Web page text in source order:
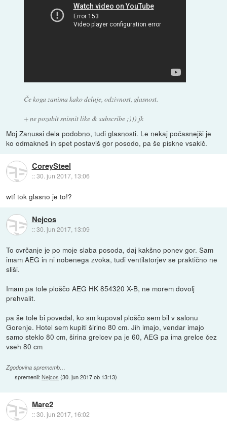
Če koga zanima kako deluje, odzivnost, glasnost.
+ ne pozabit snisnit like & subscribe ;))) jk
Moj Zanussi dela podobno, tudi glasnosti. Le nekaj počasnejši je
ko odmakneš in spet postaviš gor posodo, pa še piskne vsakič.
CoreySteel
::30. jun 2017, 13:06
wtf tok glasno je to!?
Nejcos
::30. jun 2017, 13:09
To cvrčanje je po moje slaba posoda, daj kakšno ponev gor. Sam
imam AEG in ni nobenega zvoka, tudi ventilatorjev se praktično ne
sliši.
Imam pa tole ploščo AEG HK 854320 X-B, ne morem dovolj
prehvalit.
pa še tole bi povedal, ko sm kupoval ploščo sem bil v salonu
Gorenje. Hotel sem kupiti širino 80 cm. Jih imajo, vendar imajo
samo steklo 80 cm, širina grelcev pa je 60, AEG pa ima grelce čez
vseh 80 cm
Zgodovina sprememb…
spremenil:Nejcos (30. jun 2017 ob 13:13)
Mare2
::30. jun 2017, 16:02